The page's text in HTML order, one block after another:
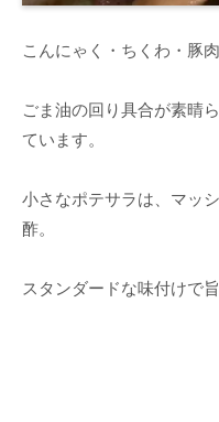
こんにゃく・ちくわ・豚肉
ごま油の回り具合が素晴
ています。
小さなポテサラは、マッ
酢。
スタンダードな味付けで